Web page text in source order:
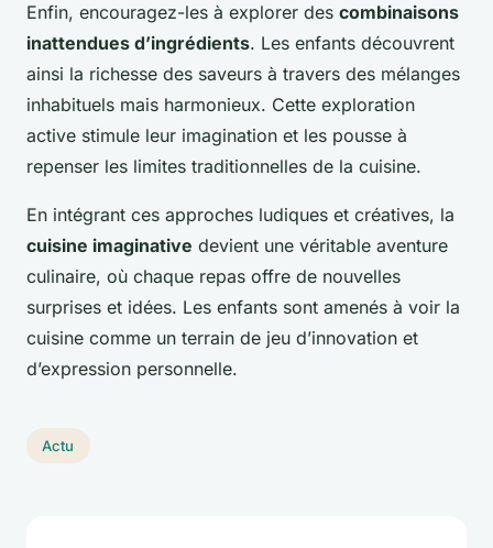
Enfin, encouragez-les à explorer des combinaisons
inattendues d’ingrédients. Les enfants découvrent
ainsi la richesse des saveurs à travers des mélanges
inhabituels mais harmonieux. Cette exploration
active stimule leur imagination et les pousse à
repenser les limites traditionnelles de la cuisine.
En intégrant ces approches ludiques et créatives, la
cuisine imaginative devient une véritable aventure
culinaire, où chaque repas offre de nouvelles
surprises et idées. Les enfants sont amenés à voir la
cuisine comme un terrain de jeu d’innovation et
d’expression personnelle.
Actu